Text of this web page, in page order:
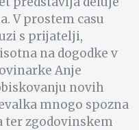
V prostem casu
s prijatelji,
na dogodke v
Anje
novih
mnogo spozna
ter zgodovinskem